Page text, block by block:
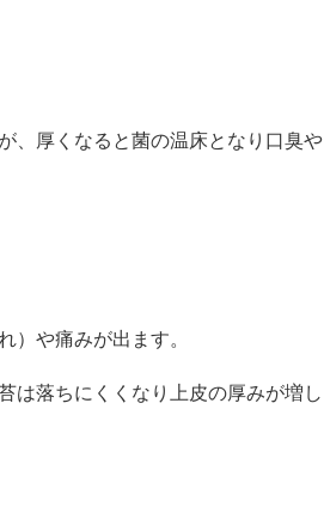
、厚くなると菌の温床となり口臭や
）や痛みが出ます。
は落ちにくくなり上皮の厚みが増し